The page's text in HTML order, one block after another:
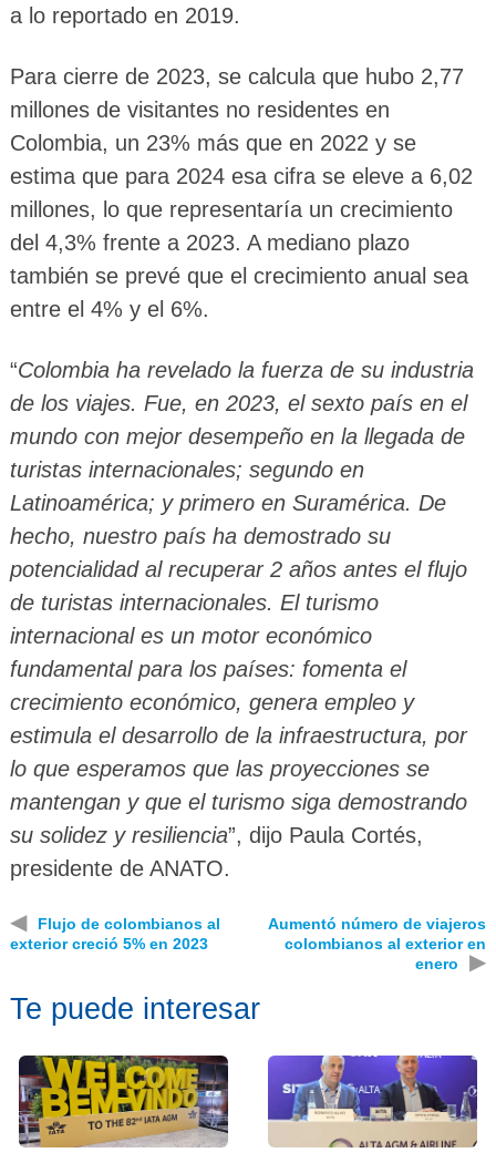
a lo reportado en 2019.
Para cierre de 2023, se calcula que hubo 2,77
millones de visitantes no residentes en
Colombia, un 23% más que en 2022 y se
estima que para 2024 esa cifra se eleve a 6,02
millones, lo que representaría un crecimiento
del 4,3% frente a 2023. A mediano plazo
también se prevé que el crecimiento anual sea
entre el 4% y el 6%.
“Colombia ha revelado la fuerza de su industria
de los viajes. Fue, en 2023, el sexto país en el
mundo con mejor desempeño en la llegada de
turistas internacionales; segundo en
Latinoamérica; y primero en Suramérica. De
hecho, nuestro país ha demostrado su
potencialidad al recuperar 2 años antes el flujo
de turistas internacionales. El turismo
internacional es un motor económico
fundamental para los países: fomenta el
crecimiento económico, genera empleo y
estimula el desarrollo de la infraestructura, por
lo que esperamos que las proyecciones se
mantengan y que el turismo siga demostrando
su solidez y resiliencia”, dijo Paula Cortés,
presidente de ANATO.
◀
Flujo de colombianos al
exterior creció 5% en 2023
Aumentó número de viajeros
colombianos al exterior en
enero
▶
Te puede interesar